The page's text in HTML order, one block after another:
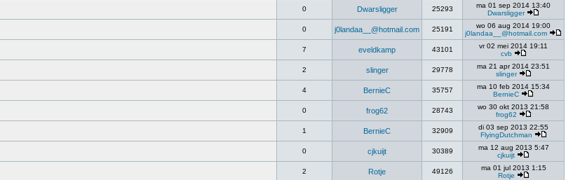
0 Dwarsligger 25293
ma 01 sep 2014 13:40
Dwarsligger
0 j0landaa__@hotmail.com 25191
wo 06 aug 2014 19:00
j0landaa__@hotmail.com
7 eveldkamp 43101
vr 02 mei 2014 19:11
cvb
2 slinger 29778
ma 21 apr 2014 23:51
slinger
4 BernieC 35757
ma 10 feb 2014 15:34
BernieC
0 frog62 28743
wo 30 okt 2013 21:58
frog62
1 BernieC 32909
di 03 sep 2013 22:55
FlyingDutchman
0 cjkuijt 30389
ma 12 aug 2013 5:47
cjkuijt
2 Rotje 49126
ma 01 jul 2013 1:15
Rotje